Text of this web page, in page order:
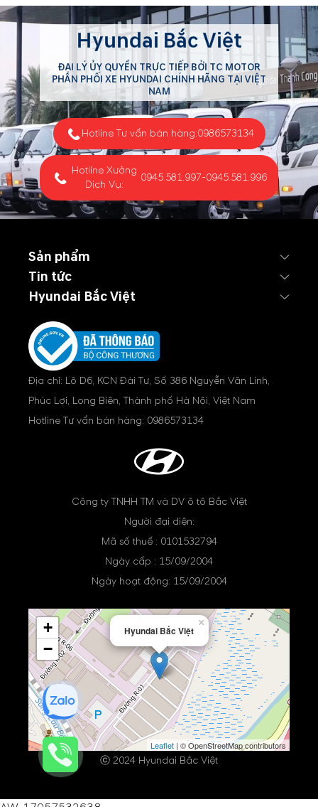
nâng cao hơn nữa chất
lượng của hệ thống dịch vụ
và luôn nâng cấp các trang
thiết bị để mang lại sự thỏa
mãn tuyệt đối cho khách
hàng sử dụng xe ô tô
Hyundai.
Hyundai Bắc Việt
ĐẠI LÝ ỦY QUYỀN TRỰC TIẾP BỞI TC MOTOR
PHÂN PHỐI XE HYUNDAI CHÍNH HÃNG TẠI VIỆT
NAM
Hotline Tư vấn bán hàng:0986573134
Hotline Xưởng
Dịch Vụ:
0945.581.997-0945.581.996
Sản phẩm
Tin tức
Hyundai Bắc Việt
Địa chỉ: Lô D6, KCN Đài Tư, Số 386 Nguyễn Văn Linh,
Phúc Lợi, Long Biên, Thành phố Hà Nội, Việt Nam
Hotline Tư vấn bán hàng: 0986573134
Công ty TNHH TM và DV ô tô Bắc Việt
Người đại diện:
Mã số thuế : 0101532794
Ngày cấp : 15/09/2004
Ngày hoạt động: 15/09/2004
Hyundai Bắc Việt
×
+
−
Leaflet | © OpenStreetMap contributors
ⓒ 2024 Hyundai Bắc Việt